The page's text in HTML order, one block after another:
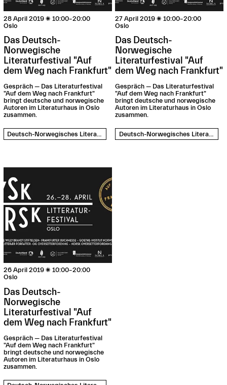
28 April 2019 10:00–20:00
Oslo
Das Deutsch-
Norwegische
Literaturfestival "Auf
dem Weg nach Frankfurt"
Gespräch — Das Literaturfestival
"Auf dem Weg nach Frankfurt"
bringt deutsche und norwegische
Autoren im Literaturhaus in Oslo
zusammen.
Deutsch-Norwegisches Literaturfestival
27 April 2019 10:00–20:00
Oslo
Das Deutsch-
Norwegische
Literaturfestival "Auf
dem Weg nach Frankfurt"
Gespräch — Das Literaturfestival
"Auf dem Weg nach Frankfurt"
bringt deutsche und norwegische
Autoren im Literaturhaus in Oslo
zusammen.
Deutsch-Norwegisches Literaturfestival
26 April 2019 10:00–20:00
Oslo
Das Deutsch-
Norwegische
Literaturfestival "Auf
dem Weg nach Frankfurt"
Gespräch — Das Literaturfestival
"Auf dem Weg nach Frankfurt"
bringt deutsche und norwegische
Autoren im Literaturhaus in Oslo
zusammen.